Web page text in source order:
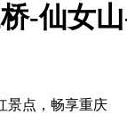
-仙女
景点，畅享重庆